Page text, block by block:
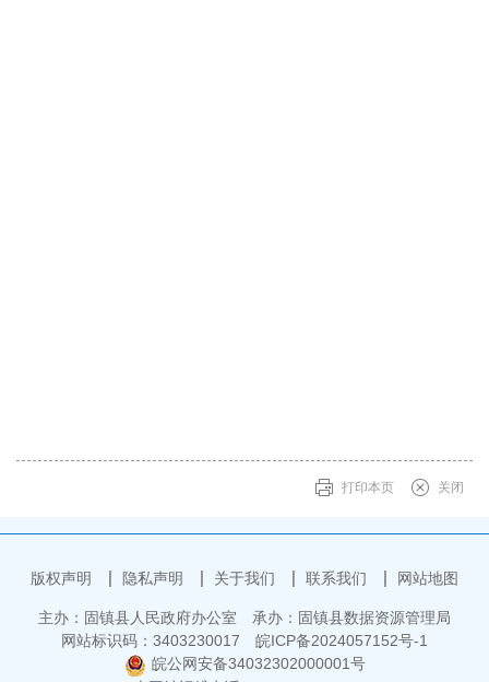
打印本页 关闭
版权声明 隐私声明 关于我们 联系我们 网站地图
主办：固镇县人民政府办公室
承办：固镇县数据资源管理局
网站标识码：3403230017
皖ICP备2024057152号-1
皖公网安备34032302000001号